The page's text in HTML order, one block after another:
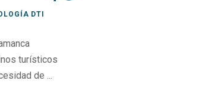
DTI
turísticos
de ...